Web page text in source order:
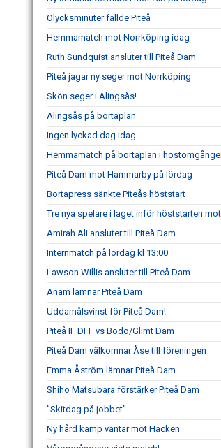
Olycksminuter fällde Piteå
Hemmamatch mot Norrköping idag
Ruth Sundquist ansluter till Piteå Dam
Piteå jagar ny seger mot Norrköping
Skön seger i Alingsås!
Alingsås på bortaplan
Ingen lyckad dag idag
Hemmamatch på bortaplan i
Piteå Dam mot Hammarby på lördag
Bortapress sänkte Piteås höststart
Tre nya spelare i laget inför höststarten
Amirah Ali ansluter till Piteå Dam
Internmatch på lördag kl 13:00
Lawson Willis ansluter till Piteå Dam
Anam lämnar Piteå Dam
Uddamålsvinst för Piteå Dam!
Piteå IF DFF vs Bodö/Glimt Dam
Piteå Dam välkomnar Åse till föreningen
Emma Åström lämnar Piteå Dam
Shiho Matsubara förstärker Piteå Dam
”Skitdag på jobbet”
Ny hård kamp väntar mot Häcken